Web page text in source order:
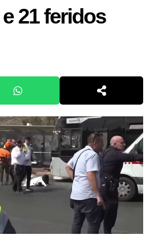
21 feridos